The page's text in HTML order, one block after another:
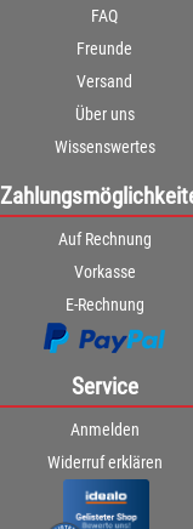
FAQ
Freunde
Versand
Über uns
Wissenswertes
Auf Rechnung
Vorkasse
E-Rechnung
Service
Anmelden
Widerruf erklären